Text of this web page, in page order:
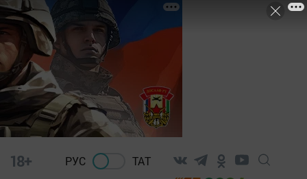
18+ РУС ТАТ